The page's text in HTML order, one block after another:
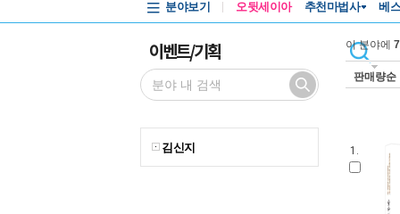
분야보기 오뒷세이아 추천마법사 베
이벤트/기획
김신지
이 분야에 7
판매량순
1.